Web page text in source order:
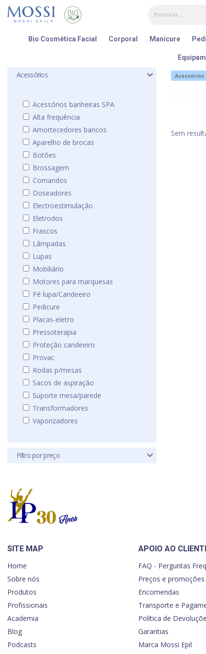
Bio Cosmética Facial Corporal Manicure
Acessórios
Acessórios banheiras SPA
Alta frequência
Amortecedores bancos
Aparelho de brocas
Botões
Brossagem
Comandos
Doseadores
Electroestimulação
Eletrodos
Frascos
Lâmpadas
Lupas
Mobiliário
Motores para marquesas
Pé lupa/Candeeiro
Pedicure
Placas-eletro
Pressoterapia
Proteção candeeiro
Provac
Rodas p/mesas
Sacos de aspiração
Suporte mesa/parede
Transformadores
Vaporizadores
Filtro por preço
Acessórios
Sem
SITE MAP
Home
Sobre nós
Produtos
Profissionais
Academia
Blog
Podcasts
APOIO AO
FAQ - Perguntas
Preços e promoções
Encomendas
Transporte e
Política de
Garantias
Marca Mossi Epil
Painel de Gerenciamento de Cookies